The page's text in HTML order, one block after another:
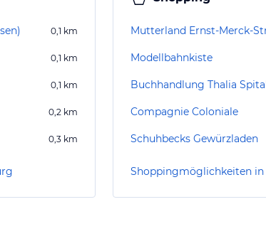
0,1 km
0,1 km
0,1 km
0,2 km
0,3 km
Mutterland Ernst-Merck-
Modellbahnkiste
Buchhandlung Thalia
Compagnie Coloniale
Schuhbecks Gewürzladen
Shoppingmöglichkeiten